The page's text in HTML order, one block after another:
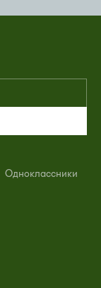
Одноклассники